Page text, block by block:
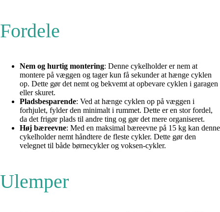
Fordele
Nem og hurtig montering: Denne cykelholder er nem at
montere på væggen og tager kun få sekunder at hænge cyklen
op. Dette gør det nemt og bekvemt at opbevare cyklen i garagen
eller skuret.
Pladsbesparende: Ved at hænge cyklen op på væggen i
forhjulet, fylder den minimalt i rummet. Dette er en stor fordel,
da det frigør plads til andre ting og gør det mere organiseret.
Høj bæreevne: Med en maksimal bæreevne på 15 kg kan denne
cykelholder nemt håndtere de fleste cykler. Dette gør den
velegnet til både børnecykler og voksen-cykler.
Ulemper